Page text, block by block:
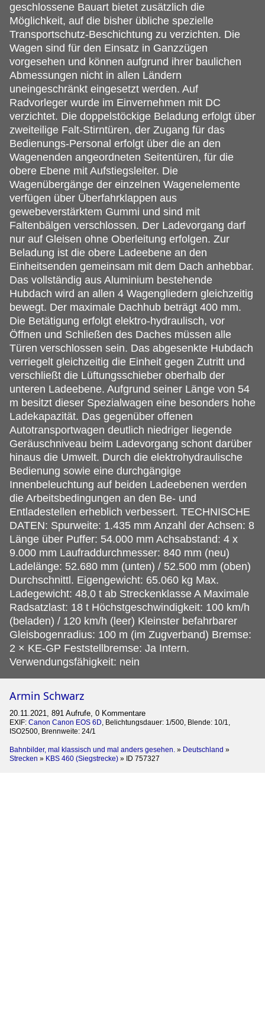
geschlossene Bauart bietet zusätzlich die
Möglichkeit, auf die bisher übliche spezielle
Transportschutz-Beschichtung zu verzichten. Die
Wagen sind für den Einsatz in Ganzzügen
vorgesehen und können aufgrund ihrer baulichen
Abmessungen nicht in allen Ländern
uneingeschränkt eingesetzt werden. Auf
Radvorleger wurde im Einvernehmen mit DC
verzichtet. Die doppelstöckige Beladung erfolgt über
zweiteilige Falt-Stirntüren, der Zugang für das
Bedienungs-Personal erfolgt über die an den
Wagenenden angeordneten Seitentüren, für die
obere Ebene mit Aufstiegsleiter. Die
Wagenübergänge der einzelnen Wagenelemente
verfügen über Überfahrklappen aus
gewebeverstärktem Gummi und sind mit
Faltenbälgen verschlossen. Der Ladevorgang darf
nur auf Gleisen ohne Oberleitung erfolgen. Zur
Beladung ist die obere Ladeebene an den
Einheitsenden gemeinsam mit dem Dach anhebbar.
Das vollständig aus Aluminium bestehende
Hubdach wird an allen 4 Wagengliedern gleichzeitig
bewegt. Der maximale Dachhub beträgt 400 mm.
Die Betätigung erfolgt elektro-hydraulisch, vor
Öffnen und Schließen des Daches müssen alle
Türen verschlossen sein. Das abgesenkte Hubdach
verriegelt gleichzeitig die Einheit gegen Zutritt und
verschließt die Lüftungsschieber oberhalb der
unteren Ladeebene. Aufgrund seiner Länge von 54
m besitzt dieser Spezialwagen eine besonders hohe
Ladekapazität. Das gegenüber offenen
Autotransportwagen deutlich niedriger liegende
Geräuschniveau beim Ladevorgang schont darüber
hinaus die Umwelt. Durch die elektrohydraulische
Bedienung sowie eine durchgängige
Innenbeleuchtung auf beiden Ladeebenen werden
die Arbeitsbedingungen an den Be- und
Entladestellen erheblich verbessert. TECHNISCHE
DATEN: Spurweite: 1.435 mm Anzahl der Achsen: 8
Länge über Puffer: 54.000 mm Achsabstand: 4 x
9.000 mm Laufraddurchmesser: 840 mm (neu)
Ladelänge: 52.680 mm (unten) / 52.500 mm (oben)
Durchschnittl. Eigengewicht: 65.060 kg Max.
Ladegewicht: 48,0 t ab Streckenklasse A Maximale
Radsatzlast: 18 t Höchstgeschwindigkeit: 100 km/h
(beladen) / 120 km/h (leer) Kleinster befahrbarer
Gleisbogenradius: 100 m (im Zugverband) Bremse:
2 × KE-GP Feststellbremse: Ja Intern.
Verwendungsfähigkeit: nein
Armin Schwarz
20.11.2021, 891 Aufrufe, 0 Kommentare
EXIF: Canon Canon EOS 6D , Belichtungsdauer: 1/500, Blende: 10/1,
ISO2500, Brennweite: 24/1
Bahnbilder, mal klassisch und mal anders gesehen. » Deutschland »
Strecken » KBS 460 (Siegstrecke) » ID 757327